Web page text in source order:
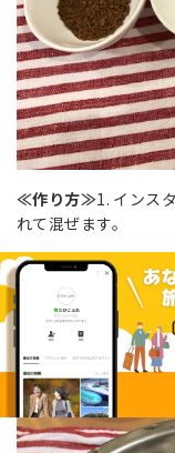
≪作り方≫1. インス
れて混ぜます。